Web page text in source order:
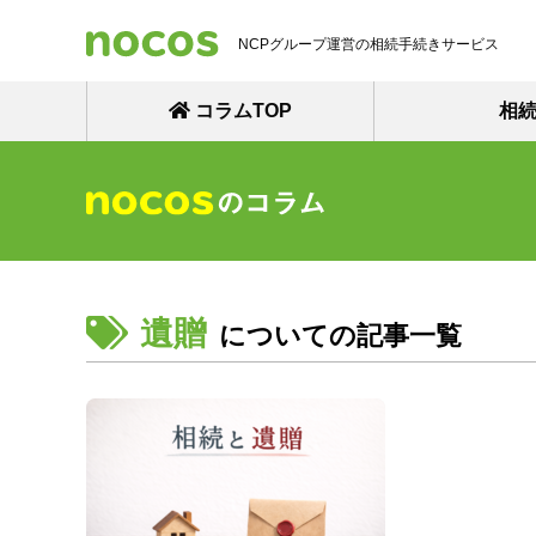
NCPグループ運営の相続手続きサービス
コラムTOP 相続
遺贈 についての記事一覧